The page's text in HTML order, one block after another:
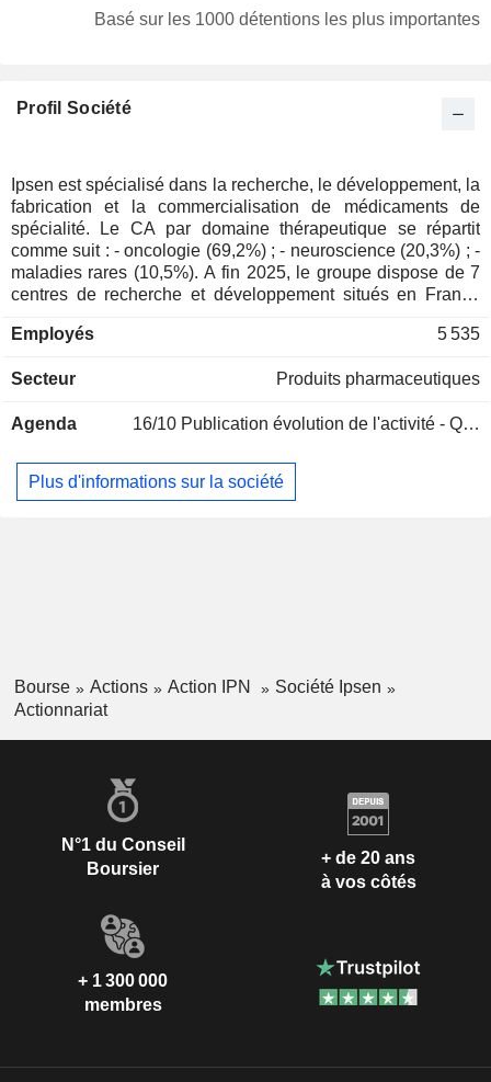
Belgique
0,04%
Finlande
0,03%
Luxembourg
0,02%
Japon
0,01%
Pays-Bas
0,01%
Afrique du Sud
0,01%
Basé sur les 1000 détentions les plus importantes
Profil Société
Ipsen est spécialisé dans la recherche, le développement, la
fabrication et la commercialisation de médicaments de
spécialité. Le CA par domaine thérapeutique se répartit
comme suit : - oncologie (69,2%) ; - neuroscience (20,3%) ; -
maladies rares (10,5%). A fin 2025, le groupe dispose de 7
centres de recherche et développement situés en France
sites de production dans le monde. La répartition
(31,7%), Etats-Unis (32,9%), Amérique du Nord (2,2%) et
Employés 5 535
Secteur Produits pharmaceutiques
Agenda 16/10 Publication évolution de l'activité - Q3 2026
Plus d'informations sur la société
Bourse Actions Action IPN
Société Ipsen
Actionnariat
N°1 du Conseil
Boursier
+ de 20 ans
à vos côtés
+ 1 300 000
membres